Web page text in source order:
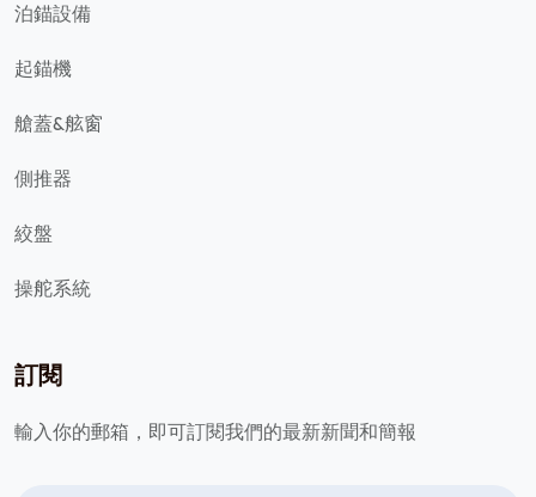
泊錨設備
起錨機
艙蓋&舷窗
側推器
絞盤
操舵系統
訂閱
輸入你的郵箱，即可訂閱我們的最新新聞和簡報